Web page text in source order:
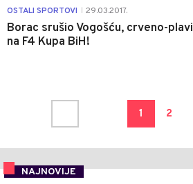
OSTALI SPORTOVI 29.03.2017.
Borac srušio Vogošću, crveno-plavi
na F4 Kupa BiH!
1 2
NAJNOVIJE